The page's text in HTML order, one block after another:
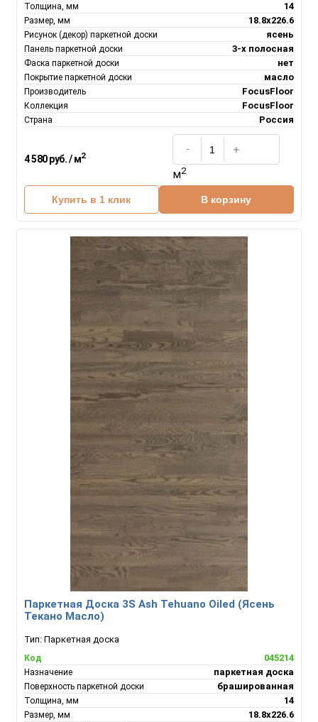
Толщина, мм 14
Размер, мм 18.8х226.6
Рисунок (декор) паркетной доски ясень
Панель паркетной доски 3-х полосная
Фаска паркетной доски нет
Покрытие паркетной доски масло
Производитель FocusFloor
Коллекция FocusFloor
Страна Россия
4 580 руб. / м2
м2
Купить в 1 клик В корзину
Паркетная Доска 3S Ash Tehuano Oiled (Ясень
Текано Масло)
Тип: Паркетная доска
Код 045214
Назначение паркетная доска
Поверхность паркетной доски брашированная
Толщина, мм 14
Размер, мм 18.8х226.6